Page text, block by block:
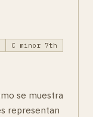
C minor 7th
se muestra
representan